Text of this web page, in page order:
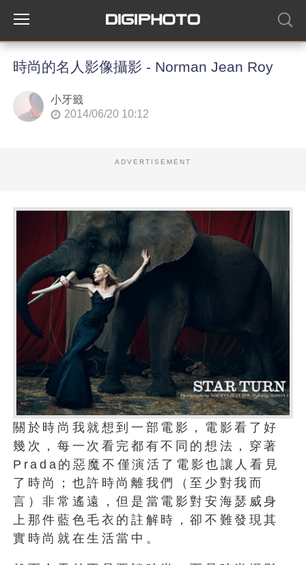
時尚的名人影像攝影 - Norman Jean Roy
小牙籤
2014/06/20 10:12
ADVERTISEMENT
關於時尚我就想到一部電影，電影看了好
幾次，每一次看完都有不同的想法，穿著
Prada的惡魔不僅演活了電影也讓人看見
了時尚；也許時尚離我們（至少對我而
言）非常遙遠，但是當電影對安海瑟威身
上那件藍色毛衣的註解時，卻不難發現其
實時尚就在生活當中。